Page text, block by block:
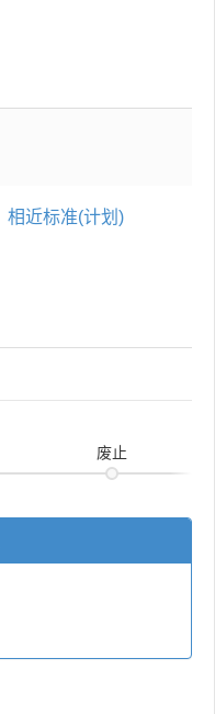
相近标准(计划)
废止